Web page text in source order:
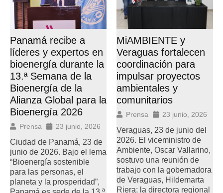
Panamá recibe a
líderes y expertos en
bioenergía durante la
13.ª Semana de la
Bioenergía de la
Alianza Global para la
Bioenergía 2026
Prensa 23 junio, 2026
Ciudad de Panamá, 23 de
junio de 2026. Bajo el lema
“Bioenergía sostenible
para las personas, el
planeta y la prosperidad”,
MiAMBIENTE y
Veraguas fortalecen
coordinación para
impulsar proyectos
ambientales y
comunitarios
Prensa 23 junio, 2026
Veraguas, 23 de junio del
2026. El viceministro de
Ambiente, Oscar Vallarino,
sostuvo una reunión de
trabajo con la gobernadora
de Veraguas, Hildemarta
Riera; la directora regional